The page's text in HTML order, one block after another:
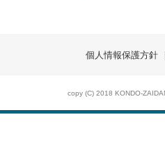
個人情報保護方針
copy (C) 2018 KONDO-